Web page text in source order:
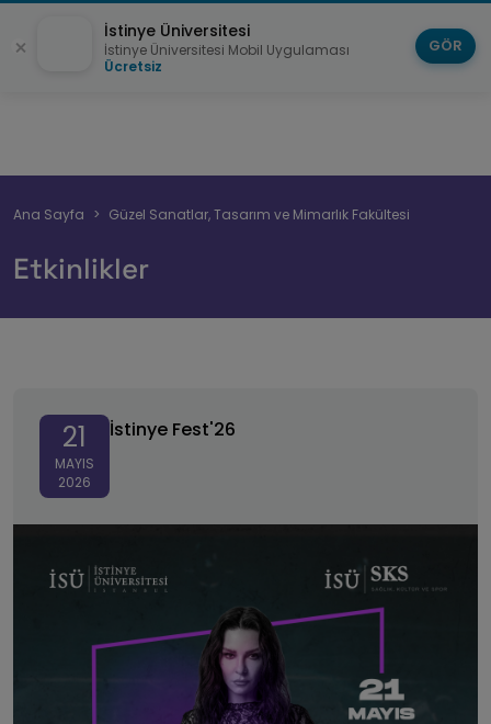
Sayfa
Ana Sayfa Güzel Sanatlar, Tasarım ve Mimarlık Fakültesi
Etkinlikler
21
MAYIS
2026
İstinye Fest'26
İstinye Üniversitesi
İstinye Üniversitesi Mobil Uygulaması
Ücretsiz
GÖR